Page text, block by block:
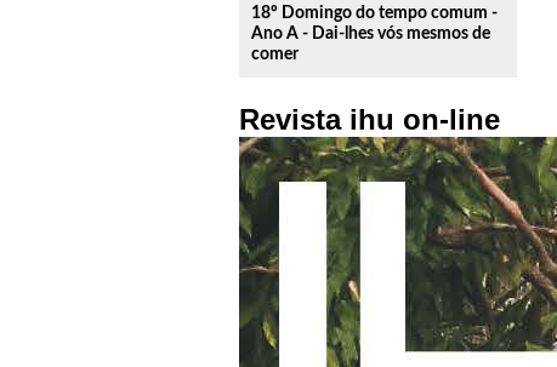
18º Domingo do tempo comum -
Ano A - Dai-lhes vós mesmos de
comer
Revista ihu on-line